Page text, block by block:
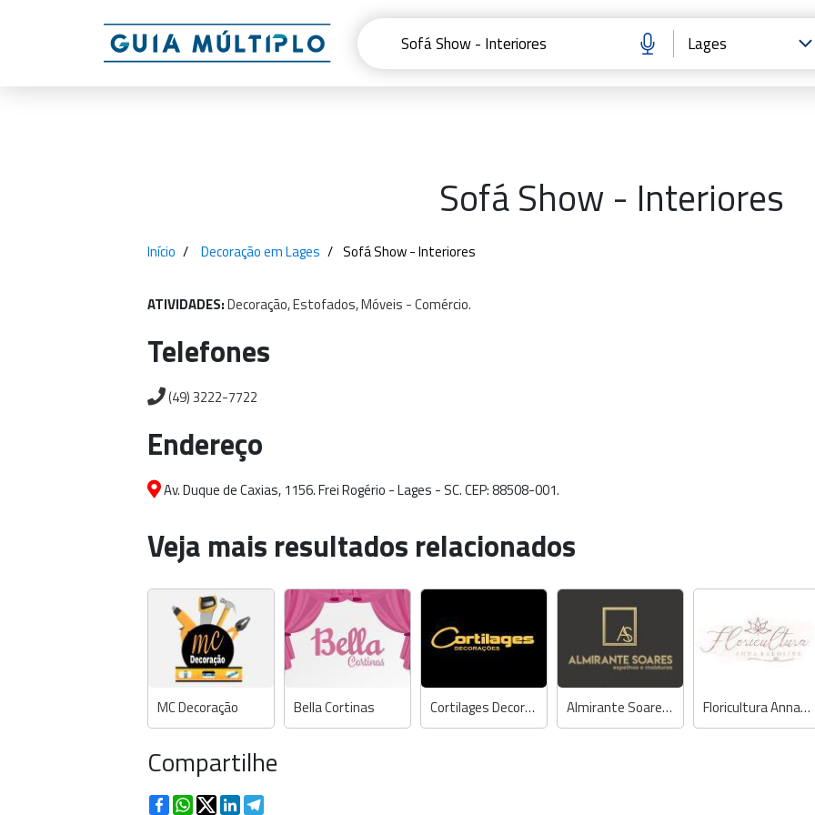
Sofá Show - Interiores
Início Decoração em Lages Sofá Show - Interiores
ATIVIDADES:Decoração,Estofados,Móveis -Comércio.
Telefones
(49) 3222-7722
Endereço
Av. Duque de Caxias, 1156. Frei Rogério - Lages - SC. CEP: 88508-001.
Veja mais resultados relacionados
MC Decoração Bella Cortinas Cortilages Decorações Almirante Soares Quadros, Espelhos e Molduras Floricultura Anna Karoline
Compartilhe
FacebookWhatsApp
TwitterLinkedIn